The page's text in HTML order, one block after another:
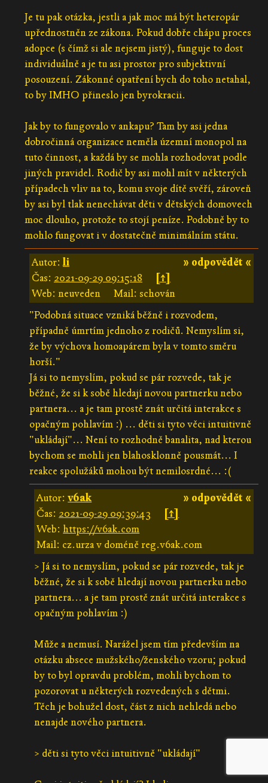
Je tu pak otázka, jestli a jak moc má být heteropár
upřednostněn ze zákona. Pokud dobře chápu proces
adopce (s čímž si ale nejsem jistý), funguje to dost
individuálně a je tu asi prostor pro subjektivní
posouzení. Zákonné opatření bych do toho netahal,
to by IMHO přineslo jen byrokracii.
Jak by to fungovalo v ankapu? Tam by asi jedna
dobročinná organizace neměla územní monopol na
tuto činnost, a každá by se mohla rozhodovat podle
jiných pravidel. Rodič by asi mohl mít v některých
případech vliv na to, komu svoje dítě svěří, zároveň
by asi byl tlak nenechávat děti v dětských domovech
moc dlouho, protože to stojí peníze. Podobně by to
mohlo fungovat i v dostatečně minimálním státu.
» odpovědět «
Autor:li
Čas: 2021-09-29 09:15:18
[↑]
Web: neuveden
Mail: schován
"Podobná situace vzniká běžně i rozvodem,
případně úmrtím jednoho z rodičů. Nemyslím si,
že by výchova homoapárem byla v tomto směru
horší."
Já si to nemyslím, pokud se pár rozvede, tak je
běžné, že si k sobě hledají novou partnerku nebo
partnera... a je tam prostě znát určitá interakce s
opačným pohlavím :) ... děti si tyto věci intuitivně
"ukládají"... Není to rozhodně banalita, nad kterou
bychom se mohli jen blahosklonně pousmát... I
reakce spolužáků mohou být nemilosrdné... :(
» odpovědět «
Autor:v6ak
Čas: 2021-09-29 09:39:43
[↑]
Web:https://v6ak.com
Mail: cz.urza v doméně reg.v6ak.com
> Já si to nemyslím, pokud se pár rozvede, tak je
běžné, že si k sobě hledají novou partnerku nebo
partnera... a je tam prostě znát určitá interakce s
opačným pohlavím :)
Může a nemusí. Narážel jsem tím především na
otázku absece mužského/ženského vzoru; pokud
by to byl opravdu problém, mohli bychom to
pozorovat u některých rozvedených s dětmi.
Těch je bohužel dost, část z nich nehledá nebo
nenajde nového partnera.
> děti si tyto věci intuitivně "ukládají"